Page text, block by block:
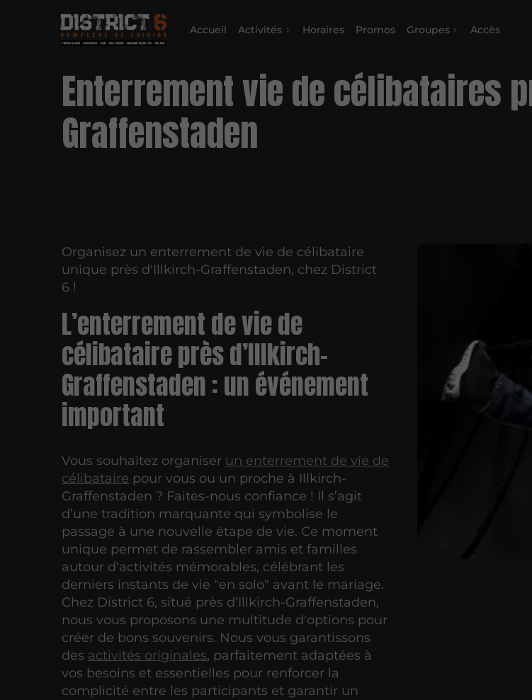
Accueil Activités Horaires Promos Groupes Accès
Enterrement vie de célibataires
Graffenstaden
Organisez un enterrement de vie de célibataire
unique près d'Illkirch-Graffenstaden, chez District
6 !
L’enterrement de vie de
célibataire près d’Illkirch-
Graffenstaden : un événement
important
Vous souhaitez organiser un enterrement de vie de
célibataire pour vous ou un proche à Illkirch-
Graffenstaden ? Faites-nous confiance ! Il s’agit
d’une tradition marquante qui symbolise le
passage à une nouvelle étape de vie. Ce moment
unique permet de rassembler amis et familles
autour d'activités mémorables, célébrant les
derniers instants de vie "en solo" avant le mariage.
Chez District 6, situé près d’Illkirch-Graffenstaden,
nous vous proposons une multitude d'options pour
créer de bons souvenirs. Nous vous garantissons
des activités originales, parfaitement adaptées à
vos besoins et essentielles pour renforcer la
complicité entre les participants et garantir un